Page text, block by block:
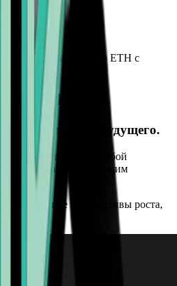
и защищайте свою ETH с
(ETH)?
валюта будущего.
он дополнит любой
устойчивый к будущим
большие перспективы роста,